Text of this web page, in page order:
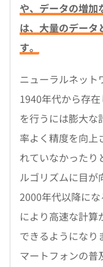
や、データの増加
は、大量のデータ
す。
ニューラルネット
1940年代から存
を行うには膨大な
率よく精度を向上
れていなかったり
ルゴリズムに目が
2000年代以降に
により高速な計
できるようになり
マートフォンの普